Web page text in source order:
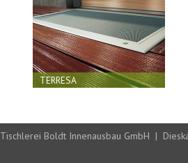
TERRESA
Tischlerei Boldt Innenausbau GmbH |